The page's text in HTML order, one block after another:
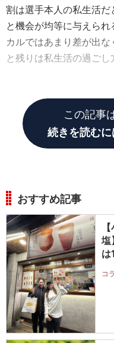
割は選手本人の私生活
と機会が均等に与えら
カルではあまり差が出
と残りは私生活の過ごし
この記事
続きを読む
おすすめ記事
塩
は
コ